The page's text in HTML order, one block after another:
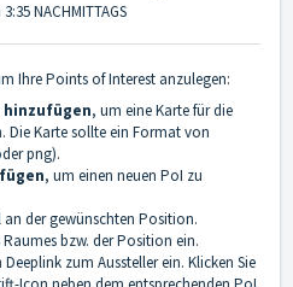
NACHMITTAGS
Ihre Points of Interest anzulegen:
hinzufügen, um eine Karte für die
Die Karte sollte ein Format von
png).
, um einen neuen PoI zu
der gewünschten Position.
Raumes bzw. der Position ein.
Deeplink zum Aussteller ein. Klicken Sie